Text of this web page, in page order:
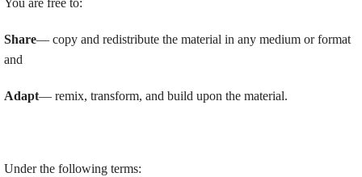
You are free to:
Share— copy and redistribute the material in any medium or format
and
Adapt— remix, transform, and build upon the material.
Under the following terms: